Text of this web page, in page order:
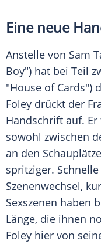
Eine neue
Anstelle von Sam
Boy") hat bei Teil
"House of Cards")
Foley drückt der
Handschrift auf.
sowohl zwischen
an den
spritziger.
Szenenwechsel,
Sexszenen haben
Länge, die ihnen
Foley hier von